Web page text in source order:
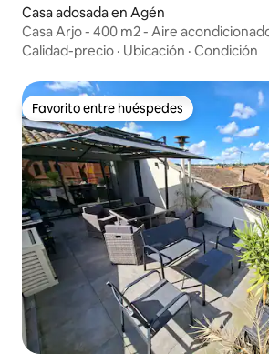
Casa adosada en Agén
Casa Arjo - 400 m2 - Aire
de Agen
Calidad-precio · Ubicación · Condición
Favorito entre huéspedes
Favorito entre huéspedes